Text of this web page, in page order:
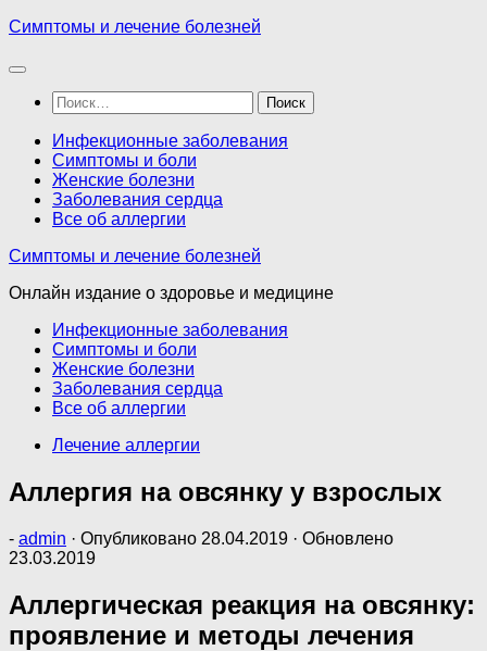
Перейти
содержимому
Симптомы и лечение болезней
Найти:
Инфекционные заболевания
Симптомы и боли
Женские болезни
Заболевания сердца
Все об аллергии
Симптомы и лечение болезней
Онлайн издание о здоровье и медицине
Инфекционные заболевания
Симптомы и боли
Женские болезни
Заболевания сердца
Все об аллергии
Лечение аллергии
Аллергия на овсянку у взрослых
- admin · Опубликовано 28.04.2019 · Обновлено
23.03.2019
Аллергическая реакция на овсянку:
проявление и методы лечения